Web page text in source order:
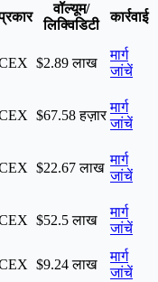
वॉल्यूम/
लिक्विडिटी
कार्रवाई
$2.89 लाख
मार्ग
जांचें
$67.58 हज़ार
मार्ग
जांचें
$22.67 लाख
मार्ग
जांचें
$52.5 लाख
मार्ग
जांचें
$9.24 लाख
मार्ग
जांचें